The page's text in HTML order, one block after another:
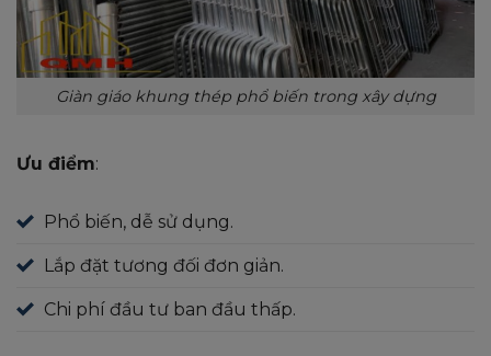
Giàn giáo khung thép phổ biến trong xây dựng
Ưu điểm:
Phổ biến, dễ sử dụng.
Lắp đặt tương đối đơn giản.
Chi phí đầu tư ban đầu thấp.